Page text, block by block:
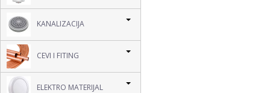
KANALIZACIJA
CEVI I FITING
ELEKTRO MATERIJAL